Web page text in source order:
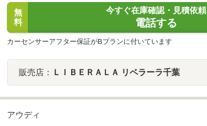
無
料
今すぐ在庫確認・見積依頼
電話する
カーセンサーアフター保証がBプランに付いています
販売店： ＬＩＢＥＲＡＬＡ リベラーラ千葉
アウディ